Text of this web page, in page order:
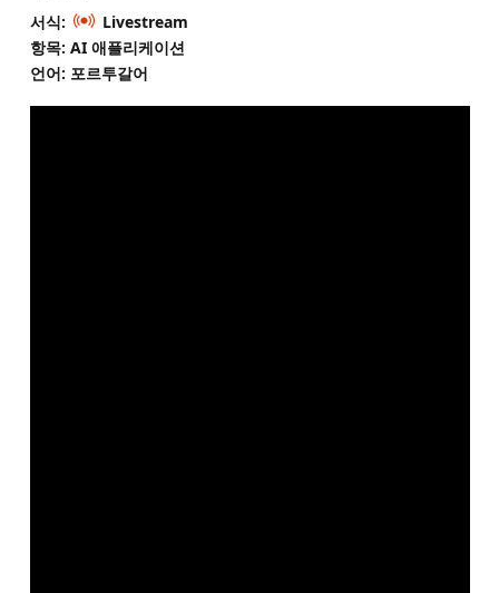
서식:
Livestream
항목: AI 애플리케이션
언어: 포르투갈어